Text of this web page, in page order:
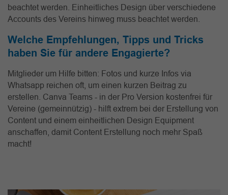
beachtet werden. Einheitliches Design über verschiedene
Accounts des Vereins hinweg muss beachtet werden.
Welche Empfehlungen, Tipps und Tricks
haben Sie für andere Engagierte?
Mitglieder um Hilfe bitten: Fotos und kurze Infos via
Whatsapp reichen oft, um einen kurzen Beitrag zu
erstellen. Canva Teams - in der Pro Version kostenfrei für
Vereine (gemeinnützig) - hilft extrem bei der Erstellung von
Content und einem einheitlichen Design Equipment
anschaffen, damit Content Erstellung noch mehr Spaß
macht!